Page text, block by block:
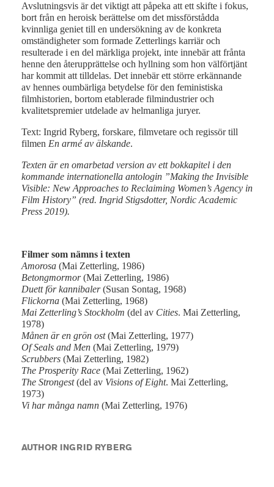
Avslutningsvis är det viktigt att påpeka att ett skifte i fokus,
bort från en heroisk berättelse om det missförstådda
kvinnliga geniet till en undersökning av de konkreta
omständigheter som formade Zetterlings karriär och
resulterade i en del märkliga projekt, inte innebär att frånta
henne den återupprättelse och hyllning som hon välförtjänt
har kommit att tilldelas. Det innebär ett större erkännande
av hennes oumbärliga betydelse för den feministiska
filmhistorien, bortom etablerade filmindustrier och
kvalitetspremier utdelade av helmanliga juryer.
Text: Ingrid Ryberg, forskare, filmvetare och regissör till
filmen En armé av älskande.
Texten är en omarbetad version av ett bokkapitel i den
kommande internationella antologin ”Making the Invisible
Visible: New Approaches to Reclaiming Women’s Agency in
Film History” (red. Ingrid Stigsdotter, Nordic Academic
Press 2019).
Filmer som nämns i texten
Amorosa (Mai Zetterling, 1986)
Betongmormor(Mai Zetterling, 1986)
Duett för kannibaler(Susan Sontag, 1968)
Flickorna (Mai Zetterling, 1968)
Mai Zetterling’s Stockholm (del av Cities. Mai Zetterling,
1978)
Månen är en grön ost(Mai Zetterling, 1977)
Of Seals and Men (Mai Zetterling, 1979)
Scrubbers (Mai Zetterling, 1982)
The Prosperity Race (Mai Zetterling, 1962)
The Strongest(del av Visions of Eight. Mai Zetterling,
1973)
Vi har många namn (Mai Zetterling, 1976)
AUTHOR INGRID RYBERG